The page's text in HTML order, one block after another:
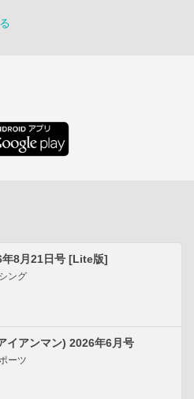
8月21日号 [Lite版]
ング
イアンマン) 2026年6月号
ーツ